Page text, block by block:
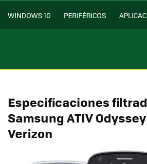
WINDOWS 10 PERIFÉRICOS
Especificaciones
Samsung ATIV
Verizon